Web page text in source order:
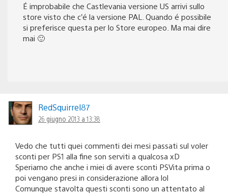
É improbabile che Castlevania versione US arrivi sullo
store visto che c’é la versione PAL. Quando é possibile
si preferisce questa per lo Store europeo. Ma mai dire
mai 🙂
RedSquirrel87
26 giugno 2013 a 13:38
Vedo che tutti quei commenti dei mesi passati sul voler
sconti per PS1 alla fine son serviti a qualcosa xD
Speriamo che anche i miei di avere sconti PSVita prima o
poi vengano presi in considerazione allora lol
Comunque stavolta questi sconti sono un attentato al